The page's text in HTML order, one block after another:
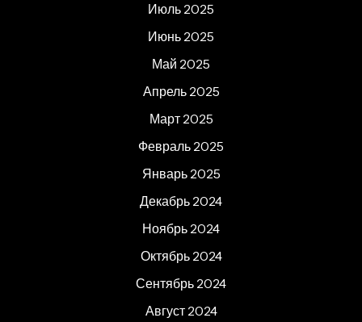
Июль 2025
Июнь 2025
Май 2025
Апрель 2025
Март 2025
Февраль 2025
Январь 2025
Декабрь 2024
Ноябрь 2024
Октябрь 2024
Сентябрь 2024
Август 2024